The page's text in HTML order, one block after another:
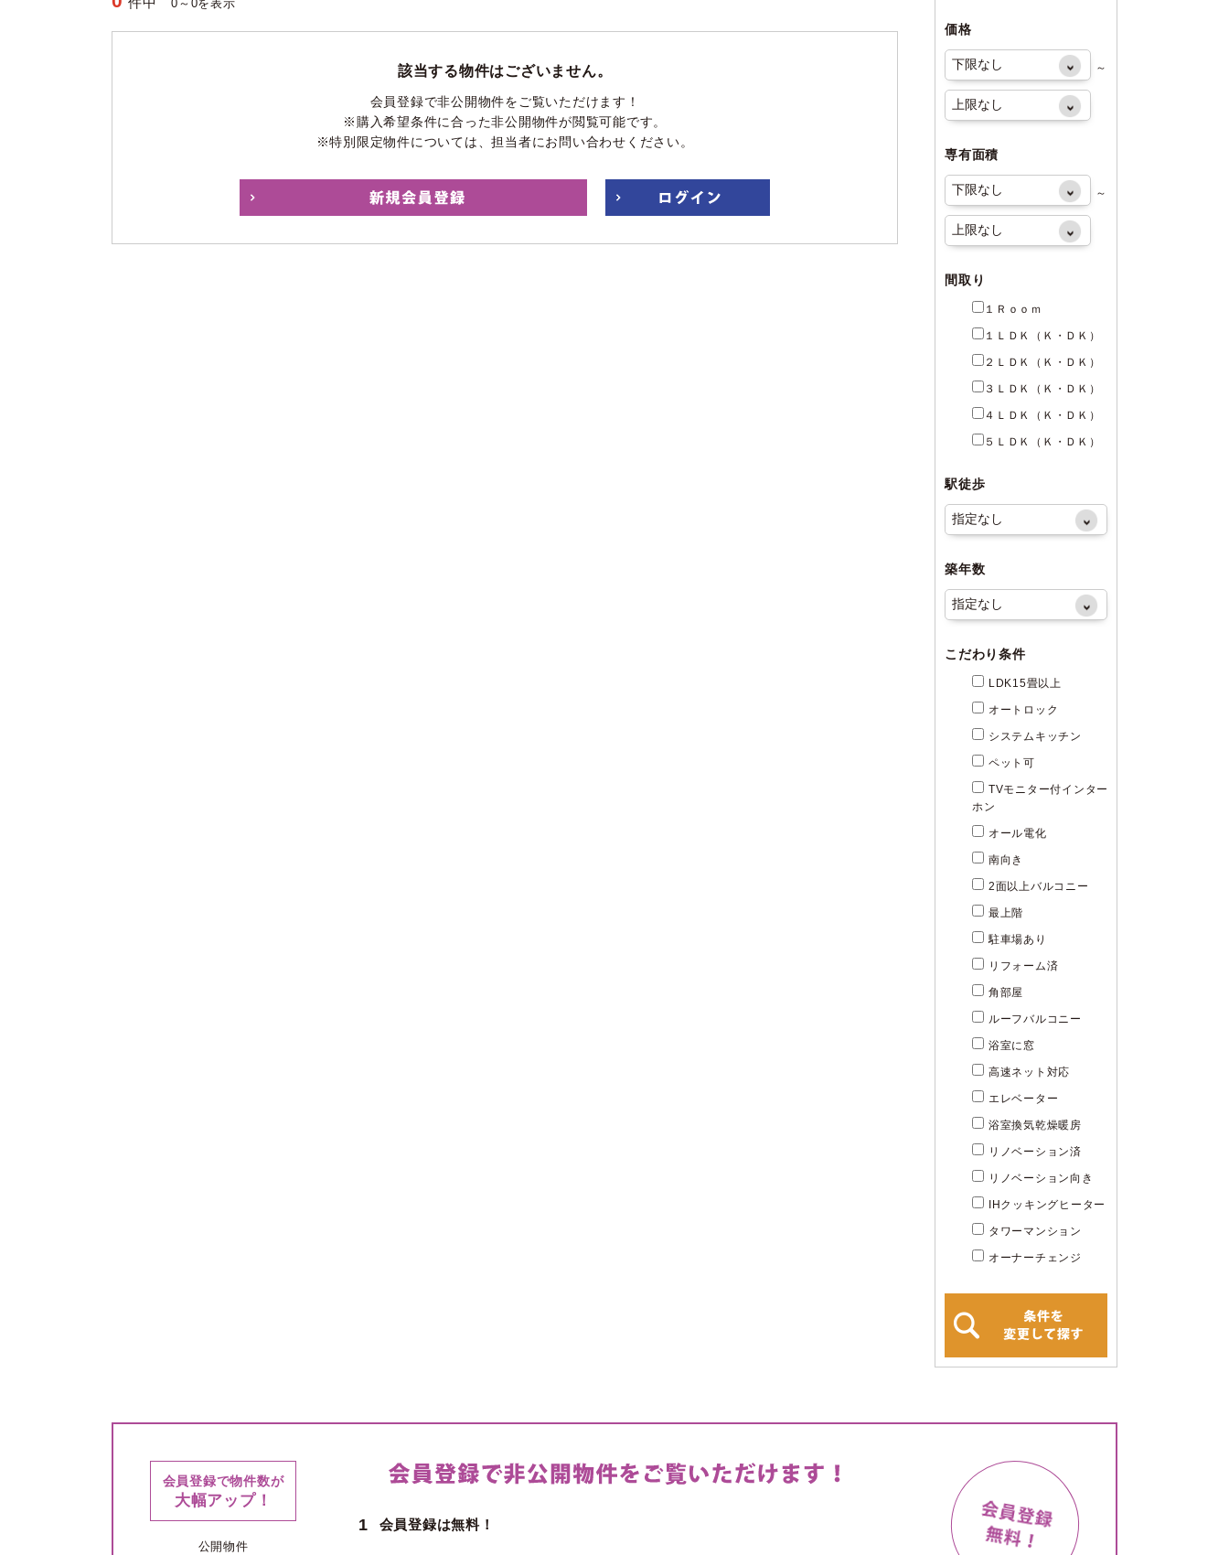
0～0を表示
該当する物件はございません。
会員登録で非公開物件をご覧いただけます！
※購入希望条件に合った非公開物件が閲覧可能です。
※特別限定物件については、担当者にお問い合わせください。
価格
～
専有面積
～
間取り
１Ｒｏｏｍ
１ＬＤＫ（Ｋ・ＤＫ）
２ＬＤＫ（Ｋ・ＤＫ）
３ＬＤＫ（Ｋ・ＤＫ）
４ＬＤＫ（Ｋ・ＤＫ）
５ＬＤＫ（Ｋ・ＤＫ）
駅徒歩
築年数
こだわり条件
LDK15畳以上
オートロック
システムキッチン
ペット可
TVモニター付インター
ホン
オール電化
南向き
2面以上バルコニー
最上階
駐車場あり
リフォーム済
角部屋
ルーフバルコニー
浴室に窓
高速ネット対応
エレベーター
浴室換気乾燥暖房
リノベーション済
リノベーション向き
IHクッキングヒーター
タワーマンション
オーナーチェンジ
会員登録で物件数が
大幅アップ！
公開物件
1 会員登録は無料！